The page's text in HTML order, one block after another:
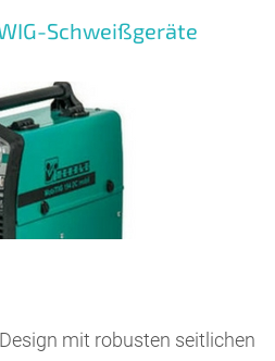
Schweißgeräte
mit robusten seitlichen